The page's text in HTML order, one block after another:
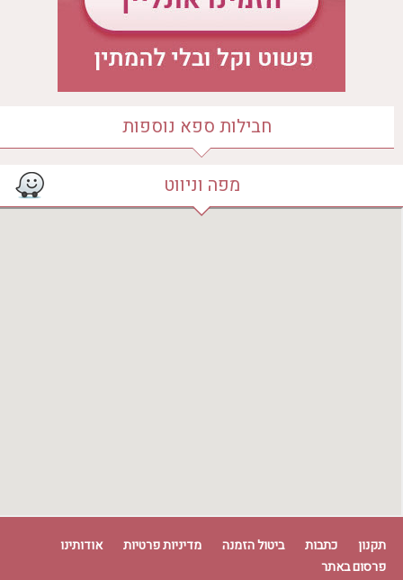
חבילות ספא נוספות
מפה וניווט
תקנון כתבות ביטול הזמנה מדיניות פרטיות
אודותינו
פרסום באתר